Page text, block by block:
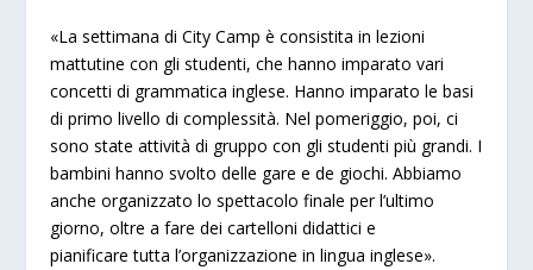
«La settimana di City Camp è consistita in lezioni
mattutine con gli studenti, che hanno imparato vari
concetti di grammatica inglese. Hanno imparato le basi
di primo livello di complessità. Nel pomeriggio, poi, ci
sono state attività di gruppo con gli studenti più grandi. I
bambini hanno svolto delle gare e de giochi. Abbiamo
anche organizzato lo spettacolo finale per l’ultimo
giorno, oltre a fare dei cartelloni didattici e
pianificare tutta l’organizzazione in lingua inglese».